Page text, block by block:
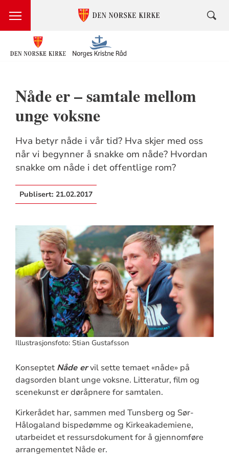
Nåde er – samtale mellom
unge voksne
Hva betyr nåde i vår tid? Hva skjer med oss
når vi begynner å snakke om nåde? Hvordan
snakke om nåde i det offentlige rom?
Publisert: 21.02.2017
Illustrasjonsfoto: Stian Gustafsson
Konseptet Nåde ervil sette temaet «nåde» på
dagsorden blant unge voksne. Litteratur, film og
scenekunst er døråpnere for samtalen.
Kirkerådet har, sammen med Tunsberg og Sør-
Hålogaland bispedømme og Kirkeakademiene,
utarbeidet et ressursdokument for å gjennomføre
arrangementet Nåde er.